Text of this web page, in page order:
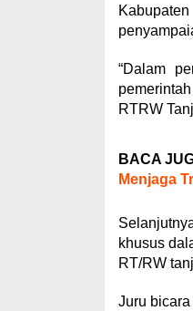
“Dalam
RTRW
BACA
Menjaga
khusus
RT/RW
Juru